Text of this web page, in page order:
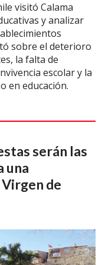
visitó Calama
y analizar
sobre el deterioro
la falta de
escolar y la
en educación.
serán las
una
de